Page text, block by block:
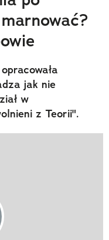
jak nie
w
z Teorii".